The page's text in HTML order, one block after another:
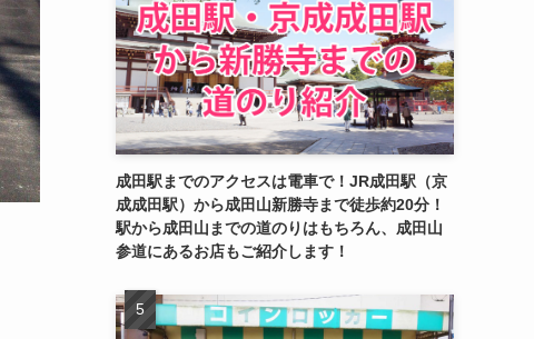
成田駅までのアクセスは電車で！JR成田駅（京
成成田駅）から成田山新勝寺まで徒歩約20分！
駅から成田山までの道のりはもちろん、成田山
参道にあるお店もご紹介します！